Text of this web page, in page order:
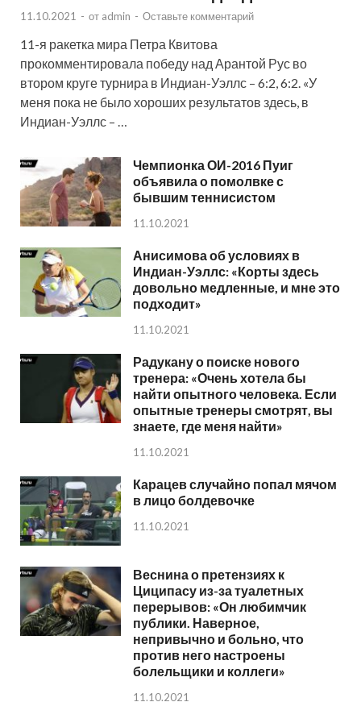
11.10.2021 - от admin - Оставьте комментарий
11-я ракетка мира Петра Квитова
прокомментировала победу над Арантой Рус во
втором круге турнира в Индиан-Уэллс – 6:2, 6:2. «У
меня пока не было хороших результатов здесь, в
Индиан-Уэллс – …
Чемпионка ОИ-2016 Пуиг
объявила о помолвке с
бывшим теннисистом
11.10.2021
Анисимова об условиях в
Индиан-Уэллс: «Корты здесь
довольно медленные, и мне это
подходит»
11.10.2021
Радукану о поиске нового
тренера: «Очень хотела бы
найти опытного человека. Если
опытные тренеры смотрят, вы
знаете, где меня найти»
11.10.2021
Карацев случайно попал мячом
в лицо болдевочке
11.10.2021
Веснина о претензиях к
Циципасу из-за туалетных
перерывов: «Он любимчик
публики. Наверное,
непривычно и больно, что
против него настроены
болельщики и коллеги»
11.10.2021